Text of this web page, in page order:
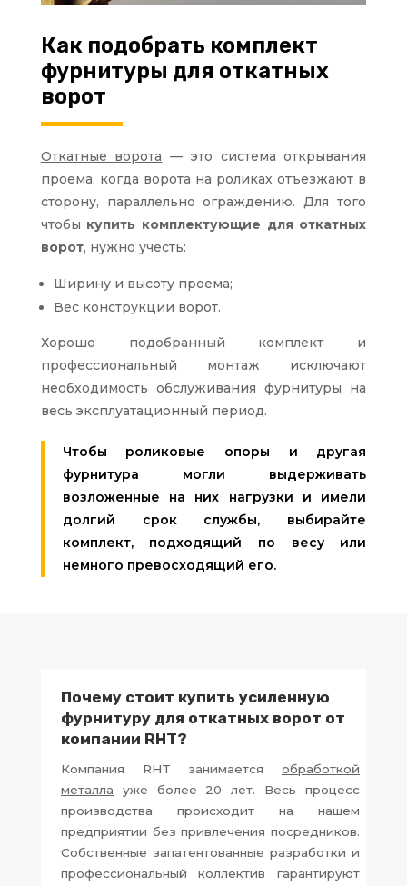
Как подобрать комплект
фурнитуры для откатных
ворот
Откатные ворота — это система открывания
проема, когда ворота на роликах отъезжают в
сторону, параллельно ограждению. Для того
чтобы купить комплектующие для откатных
ворот, нужно учесть:
Ширину и высоту проема;
Вес конструкции ворот.
Хорошо подобранный комплект и
профессиональный монтаж исключают
необходимость обслуживания фурнитуры на
весь эксплуатационный период.
Чтобы роликовые опоры и другая
фурнитура могли выдерживать
возложенные на них нагрузки и имели
долгий срок службы, выбирайте
комплект, подходящий по весу или
немного превосходящий его.
Почему стоит купить усиленную
фурнитуру для откатных ворот от
компании RHT?
Компания RHT занимается обработкой
металла уже более 20 лет. Весь процесс
производства происходит на нашем
предприятии без привлечения посредников.
Собственные запатентованные разработки и
профессиональный коллектив гарантируют